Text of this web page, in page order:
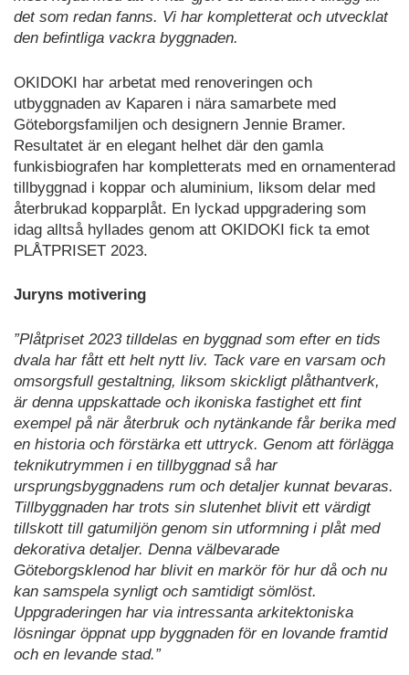
det som redan fanns. Vi har kompletterat och utvecklat
den befintliga vackra byggnaden.
OKIDOKI har arbetat med renoveringen och
utbyggnaden av Kaparen i nära samarbete med
Göteborgsfamiljen och designern Jennie Bramer.
Resultatet är en elegant helhet där den gamla
funkisbiografen har kompletterats med en ornamenterad
tillbyggnad i koppar och aluminium, liksom delar med
återbrukad kopparplåt. En lyckad uppgradering som
idag alltså hyllades genom att OKIDOKI fick ta emot
PLÅTPRISET 2023.
Juryns motivering
”Plåtpriset 2023 tilldelas en byggnad som efter en tids
dvala har fått ett helt nytt liv. Tack vare en varsam och
omsorgsfull gestaltning, liksom skickligt plåthantverk,
är denna uppskattade och ikoniska fastighet ett fint
exempel på när återbruk och nytänkande får berika med
en historia och förstärka ett uttryck. Genom att förlägga
teknikutrymmen i en tillbyggnad så har
ursprungsbyggnadens rum och detaljer kunnat bevaras.
Tillbyggnaden har trots sin slutenhet blivit ett värdigt
tillskott till gatumiljön genom sin utformning i plåt med
dekorativa detaljer. Denna välbevarade
Göteborgsklenod har blivit en markör för hur då och nu
kan samspela synligt och samtidigt sömlöst.
Uppgraderingen har via intressanta arkitektoniska
lösningar öppnat upp byggnaden för en lovande framtid
och en levande stad.”